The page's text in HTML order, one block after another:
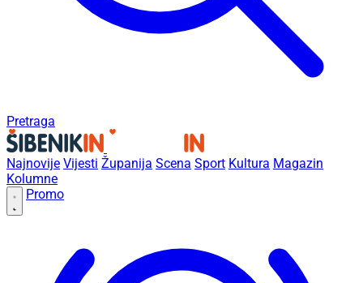
Pretraga
Najnovije Vijesti Županija Scena Sport Kultura Magazin
Kolumne
Promo